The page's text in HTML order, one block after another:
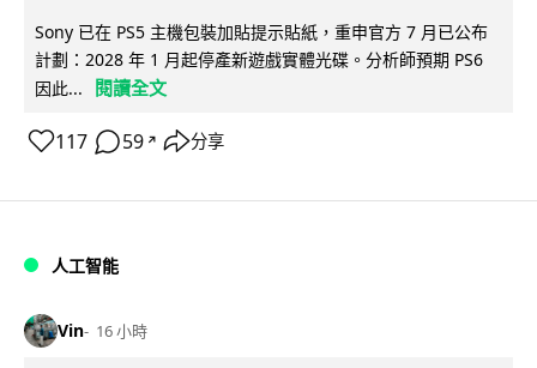
Sony 已在 PS5 主機包裝加貼提示貼紙，重申官方 7 月已公布
計劃：2028 年 1 月起停產新遊戲實體光碟。分析師預期 PS6
因此...
閱讀全文
117 59 ↗ 分享
人工智能
Vin 16 小時